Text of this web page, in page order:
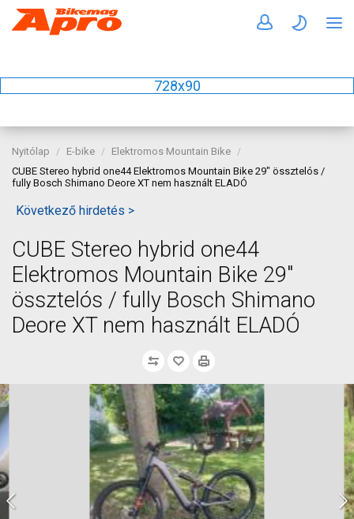
728x90
Nyitólap E-bike
Elektromos Mountain Bike
CUBE Stereo hybrid one44 Elektromos Mountain Bike 29" össztelós /
fully Bosch Shimano Deore XT nem használt ELADÓ
Következő hirdetés >
CUBE Stereo hybrid one44
Elektromos Mountain Bike 29"
össztelós / fully Bosch Shimano
Deore XT nem használt ELADÓ